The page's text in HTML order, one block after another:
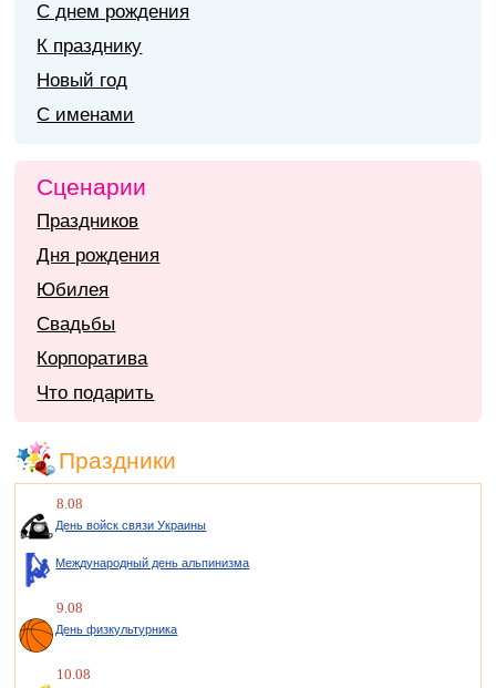
С днем рождения
К празднику
Новый год
С именами
Сценарии
Праздников
Дня рождения
Юбилея
Свадьбы
Корпоратива
Что подарить
Праздники
8.08
День войск связи Украины
Международный день альпинизма
9.08
День физкультурника
10.08